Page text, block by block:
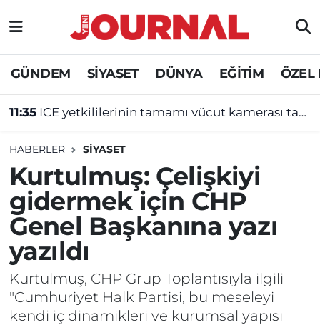
GÜNDEM SİYASET DÜNYA EĞİTİM ÖZEL
11:35 ICE yetkililerinin tamamı vücut kamerası takacak!
HABERLER SİYASET
Kurtulmuş: Çelişkiyi
gidermek için CHP
Genel Başkanına yazı
yazıldı
Kurtulmuş, CHP Grup Toplantısıyla ilgili
"Cumhuriyet Halk Partisi, bu meseleyi
kendi iç dinamikleri ve kurumsal yapısı
GÜNDEM
SİYASET
DÜNYA
EĞİTİM
ÖZEL HABER
Nöbetçi Eczaneler
Hava Durumu
Süper Lig Puan Durumu ve Fikstür
Tüm Manşetler
Son Dakika Haberleri
Haber Arşivi